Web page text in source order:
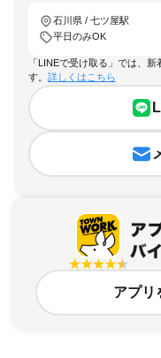
石川県 / 七ツ屋駅
平日のみOK
「LINEで受け取る」では、
す。 詳しくはこちら
アプリ